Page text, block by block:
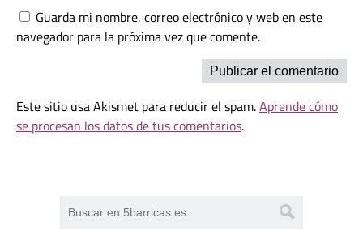
Guarda mi nombre, correo electrónico y web en este
navegador para la próxima vez que comente.
Este sitio usa Akismet para reducir el spam.Aprende cómo
se procesan los datos de tus comentarios.